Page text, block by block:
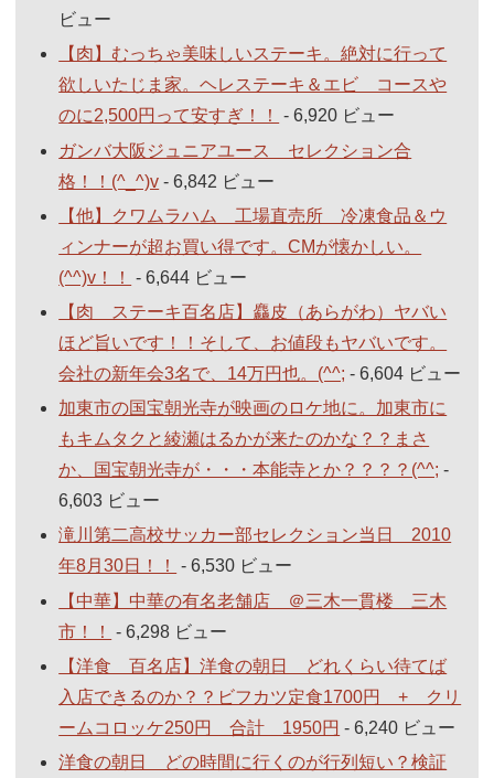
ビュー
【肉】むっちゃ美味しいステーキ。絶対に行って
欲しいたじま家。ヘレステーキ＆エビ コースや
のに2,500円って安すぎ！！
- 6,920 ビュー
ガンバ大阪ジュニアユース セレクション合
格！！(^_^)v - 6,842 ビュー
【他】クワムラハム 工場直売所 冷凍食品＆ウ
ィンナーが超お買い得です。CMが懐かしい。
(^^)v！！
- 6,644 ビュー
【肉 ステーキ百名店】麤皮（あらがわ）ヤバい
ほど旨いです！！そして、お値段もヤバいです。
会社の新年会3名で、14万円也。(^^; - 6,604 ビュー
加東市の国宝朝光寺が映画のロケ地に。加東市に
もキムタクと綾瀬はるかが来たのかな？？まさ
か、国宝朝光寺が・・・本能寺とか？？？？(^^; -
6,603 ビュー
滝川第二高校サッカー部セレクション当日 2010
年8月30日！！
- 6,530 ビュー
【中華】中華の有名老舗店 ＠三木一貫楼 三木
市！！
- 6,298 ビュー
【洋食 百名店】洋食の朝日 どれくらい待てば
入店できるのか？？ビフカツ定食1700円 + クリ
ームコロッケ250円 合計 1950円 - 6,240 ビュー
洋食の朝日 どの時間に行くのが行列短い？検証